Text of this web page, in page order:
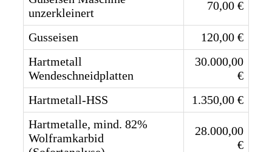
unzerkleinert
70,00 €
Gusseisen
120,00 €
Hartmetall
Wendeschneidplatten
30.000,00
€
Hartmetall-HSS
1.350,00 €
Hartmetalle, mind. 82%
Wolframkarbid
28.000,00
€